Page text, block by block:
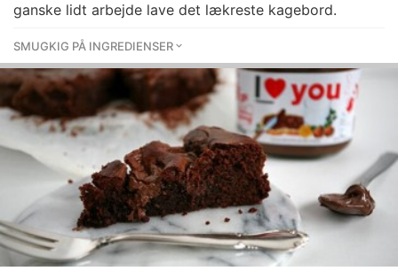
ganske lidt arbejde lave det lækreste kagebord.
SMUGKIG PÅ INGREDIENSER